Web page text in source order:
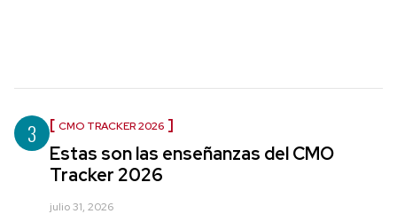
3 CMO TRACKER 2026
Estas son las enseñanzas del CMO
Tracker 2026
julio 31, 2026